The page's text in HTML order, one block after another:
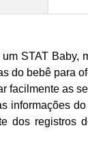
STAT
do bebê para
facilmente as
informações
dos registros